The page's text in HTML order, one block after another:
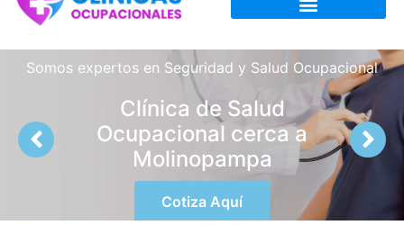
Somos expertos en Seguridad y Salud Ocupacional
Clínica de Salud
Ocupacional cerca a
Molinopampa
Cotiza Aquí